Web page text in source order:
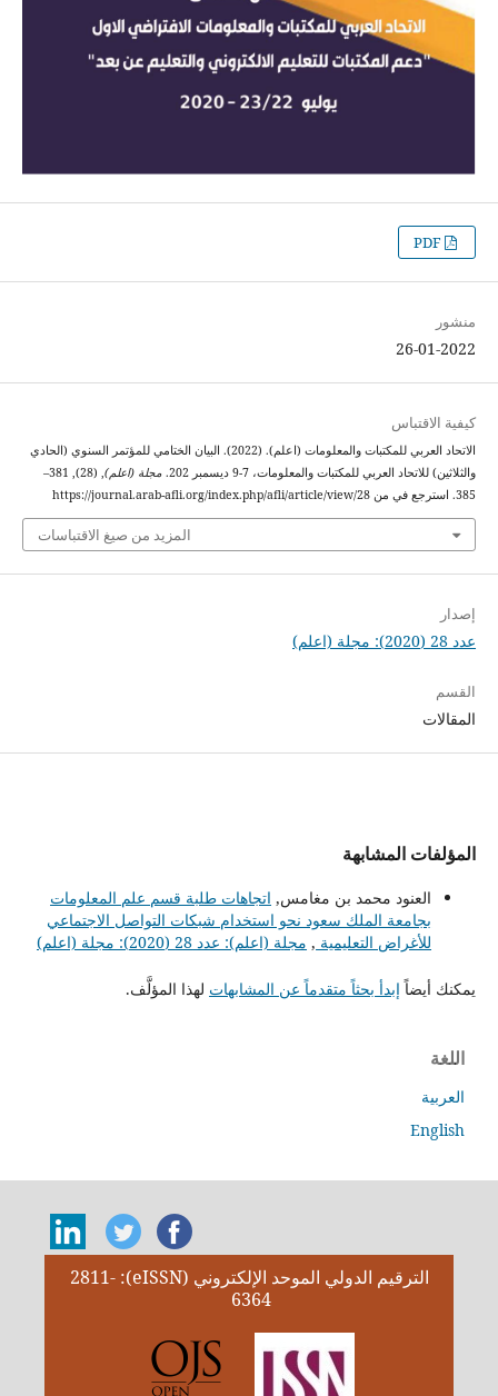
PDF
منشور
26-01-2022
كيفية الاقتباس
الاتحاد العربي للمكتبات والمعلومات (اعلم). (2022). البيان الختامي للمؤتمر السنوي (الحادي
والثلاثين) للاتحاد العربي للمكتبات والمعلومات، 7-9 ديسمبر 202.
مجلة (اعلم)
, (28), 381–
385. استرجع في من https://journal.arab-afli.org/index.php/afli/article/view/28
المزيد من صيغ الاقتباسات
إصدار
عدد 28 (2020): مجلة (اعلم)
القسم
المقالات
المؤلفات المشابهة
العنود محمد بن مغامس, اتجاهات طلبة قسم علم المعلومات
بجامعة الملك سعود نحو استخدام شبكات التواصل الاجتماعي
للأغراض التعليمية , مجلة (اعلم): عدد 28 (2020): مجلة (اعلم)
يمكنك أيضاً إبدأ بحثاً متقدماً عن المشابهات لهذا المؤلَّف.
اللغة
العربية
English
الترقيم الدولي الموحد الإلكتروني (eISSN): 2811-
6364